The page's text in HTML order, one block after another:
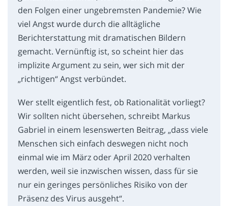
den Folgen einer ungebremsten Pandemie? Wie
viel Angst wurde durch die alltägliche
Berichterstattung mit dramatischen Bildern
gemacht. Vernünftig ist, so scheint hier das
implizite Argument zu sein, wer sich mit der
„richtigen“ Angst verbündet.
Wer stellt eigentlich fest, ob Rationalität vorliegt?
Wir sollten nicht übersehen, schreibt Markus
Gabriel in einem lesenswerten Beitrag, „dass viele
Menschen sich einfach deswegen nicht noch
einmal wie im März oder April 2020 verhalten
werden, weil sie inzwischen wissen, dass für sie
nur ein geringes persönliches Risiko von der
Präsenz des Virus ausgeht“.